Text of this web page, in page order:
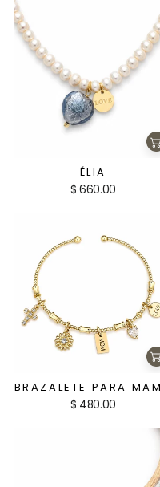
ÉLIA
$ 660.00
al
BRAZALETE PARA
$ 480.00